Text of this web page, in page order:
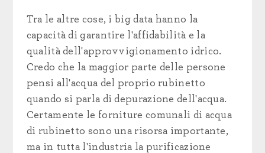
Tra le altre cose, i big data hanno la
capacità di garantire l'affidabilità e la
qualità dell'approvvigionamento idrico.
Credo che la maggior parte delle persone
pensi all'acqua del proprio rubinetto
quando si parla di depurazione dell'acqua.
Certamente le forniture comunali di acqua
di rubinetto sono una risorsa importante,
ma in tutta l'industria la purificazione